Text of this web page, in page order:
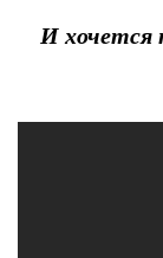
И хочется